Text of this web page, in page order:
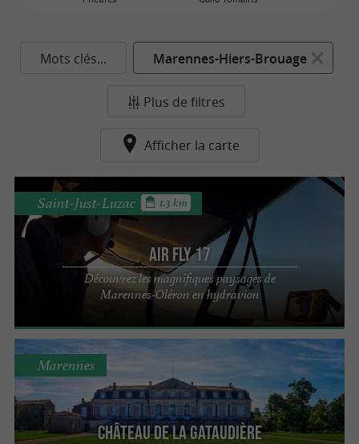
Mots clés... Marennes-Hiers-Brouage
Plus de filtres
Afficher la carte
Air FLY 17
Découvrez les magnifiques paysages de
Marennes-Oléron en hydravion
Saint-Just-Luzac 1.3 km
Château de la Gataudière
Marennes